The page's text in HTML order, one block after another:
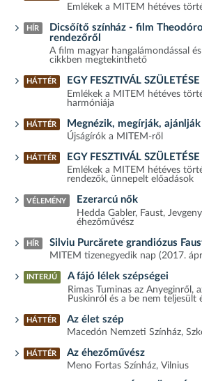
Emlékek a MITEM hétéves
HÍR
Dicsőítő színház - film
rendezőről
A film magyar hangalámondással
cikkben megtekinthető
HÁTTÉR EGY FESZTIVÁL SZÜLETÉSE
Emlékek a MITEM hétéves
harmóniája
HÁTTÉR Megnézik, megírják, ajánlják
Újságírók a MITEM-ről
HÁTTÉR EGY FESZTIVÁL SZÜLETÉSE
Emlékek a MITEM hétéves
rendezők, ünnepelt előadások
VÉLEMÉNY Ezerarcú nők
Hedda Gabler, Faust,
éhezőművész
HÍR Silviu Purcărete grandiózus
MITEM tizenegyedik nap (2017.
INTERJÚ A fájó lélek szépségei
Rimas Tuminas az Anyeginről,
Puskinról és a be nem teljesült
HÁTTÉR Az élet szép
Macedón Nemzeti Színház,
HÁTTÉR Az éhezőművész
Meno Fortas Színház, Vilnius